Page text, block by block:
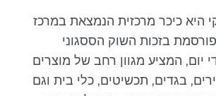
היא כיכר מרכזית הנמצאת במרכז
בזכות השוק הססגוני
המציע מגוון רחב של מוצרים
בגדים, תכשיטים, כלי בית וגם